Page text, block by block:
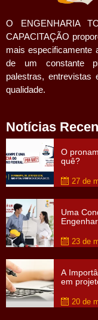
O ENGENHARIA
CAPACITAÇÃO
mais especificamente
de um constante
palestras, entrevistas
qualidade.
Notícias
O
quê?
27 de
Uma
23 de
A
em
20 de